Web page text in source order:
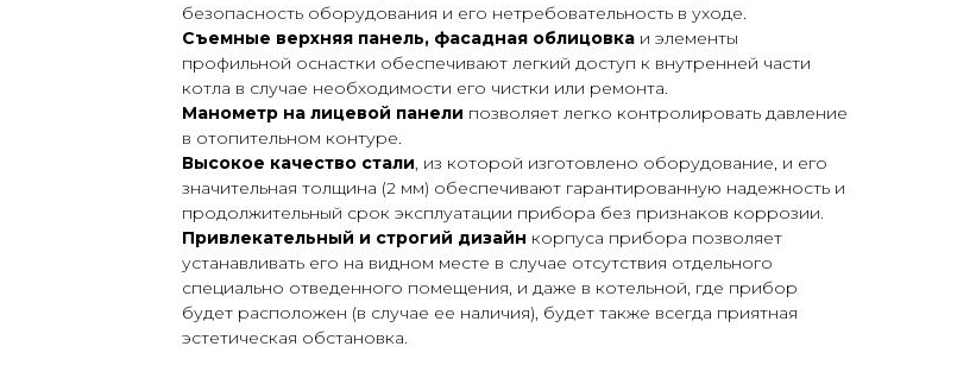
безопасность оборудования и его нетребовательность в уходе.
Съемные верхняя панель, фасадная облицовка и элементы
профильной оснастки обеспечивают легкий доступ к внутренней части
котла в случае необходимости его чистки или ремонта.
Манометр на лицевой панели позволяет легко контролировать давление
в отопительном контуре.
Высокое качество стали, из которой изготовлено оборудование, и его
значительная толщина (2 мм) обеспечивают гарантированную надежность и
продолжительный срок эксплуатации прибора без признаков коррозии.
Привлекательный и строгий дизайн корпуса прибора позволяет
устанавливать его на видном месте в случае отсутствия отдельного
специально отведенного помещения, и даже в котельной, где прибор
будет расположен (в случае ее наличия), будет также всегда приятная
эстетическая обстановка.